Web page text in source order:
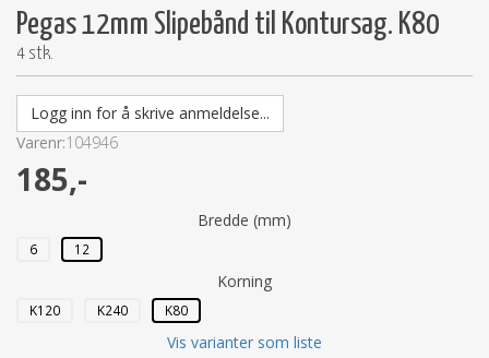
Pegas 12mm Slipebånd til Kontursag. K80
4 stk.
Logg inn for å skrive anmeldelse...
Varenr:104946
185,-
Bredde (mm)
6 12
Korning
K120 K240 K80
Vis varianter som liste